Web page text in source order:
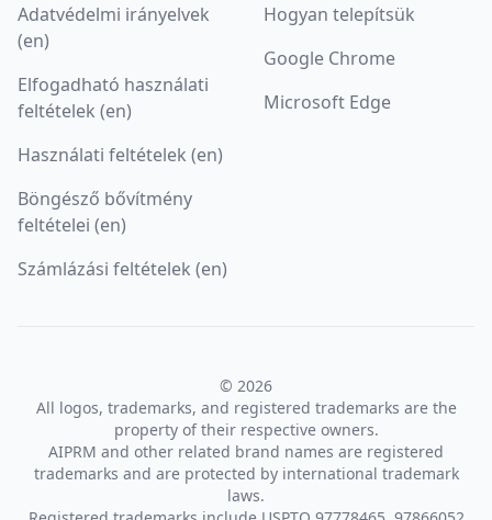
Adatvédelmi irányelvek
(en)
Elfogadható használati
feltételek (en)
Használati feltételek (en)
Böngésző bővítmény
feltételei (en)
Számlázási feltételek (en)
Hogyan telepítsük
Google Chrome
Microsoft Edge
© 2026
All logos, trademarks, and registered trademarks are the
property of their respective owners.
AIPRM and other related brand names are registered
trademarks and are protected by international trademark
laws.